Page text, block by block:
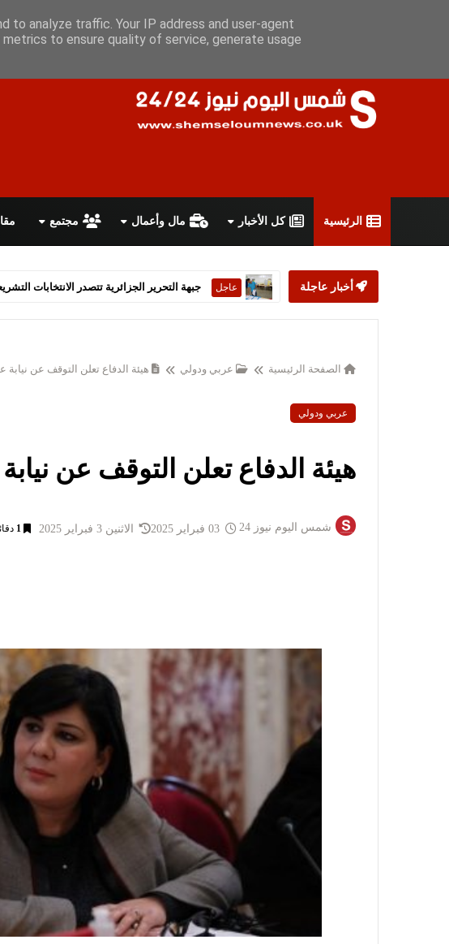
سياسة الخصوصية اتفاقية الاستخدام أعلن معانا اتصل
الرئيسية كل الأخبار مال وأعمال مجتمع
أخبار عاجلة عاجل ستارمر يعلن استقالته من رئاسة الحكومة
الصفحة الرئيسية عربي ودولي هيئة الدفاع تعلن التوقف عن
عربي ودولي
هيئة الدفاع تعلن التوقف عن
شمس اليوم نيوز 24 الاثنين 3 فبراير 2025 1
to analyze traffic. Your IP address and user-agent
to ensure quality of service, generate usage